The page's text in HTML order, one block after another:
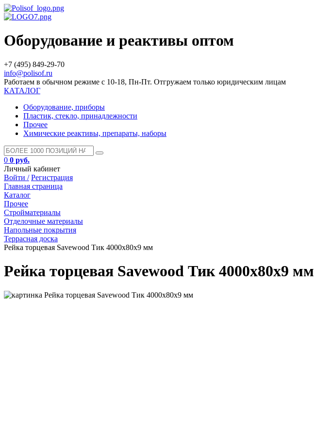
Оборудование и реактивы оптом
+7 (495) 849-29-70
info@polisof.ru
Работаем в обычном режиме с 10-18, Пн-Пт. Отгружаем только юридическим лицам
КАТАЛОГ
Оборудование, приборы
Пластик, стекло, принадлежности
Прочее
Химические реактивы, препараты, наборы
0 0 руб.
Личный кабинет
Войти / Регистрация
Главная страница
Каталог
Прочее
Стройматериалы
Отделочные материалы
Напольные покрытия
Террасная доска
Рейка торцевая Savewood Тик 4000х80х9 мм
Рейка торцевая Savewood Тик 4000х80х9 мм